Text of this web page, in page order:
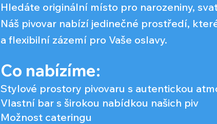
Hledáte originální místo pro narozeniny,
Náš pivovar nabízí jedinečné prostředí,
a flexibilní zázemí pro Vaše oslavy.
Co nabízíme:
Stylové prostory pivovaru s autentickou
Vlastní bar s širokou nabídkou našich piv
Možnost cateringu